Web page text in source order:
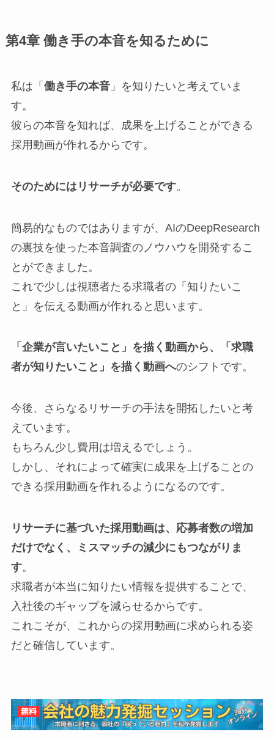
第4章 働き手の本音を知るために
私は「 働き手の本音」を知りたいと考えていま
す。
彼らの本音を知れば、成果を上げることができる
採用動画が作れるからです。
そのためにはリサーチが必要です。
簡易的なものではありますが、AIのDeepResearch
の裏技を使った本音調査のノウハウを開発するこ
とができました。
これで少しは視聴者たる求職者の「知りたいこ
と」を伝える動画が作れると思います。
「企業が言いたいこと」を描く動画から、「求職
者が知りたいこと」を描く動画へのシフトです。
今後、さらなるリサーチの手法を開拓したいと考
えています。
もちろん少し費用は増えるでしょう。
しかし、それによって確実に成果を上げることの
できる採用動画を作れるようになるのです。
リサーチに基づいた採用動画は、応募者数の増加
だけでなく、ミスマッチの減少にもつながりま
す。
求職者が本当に知りたい情報を提供することで、
入社後のギャップを減らせるからです。
これこそが、これからの採用動画に求められる姿
だと確信しています。